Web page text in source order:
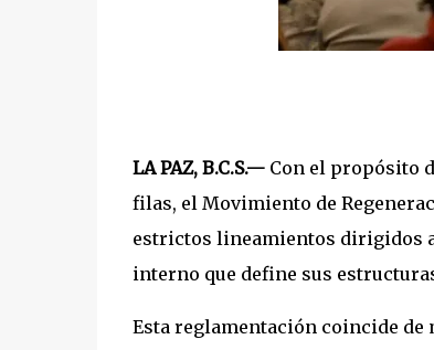
LA PAZ, B.C.S.—Con el propósito
filas, el Movimiento de
estrictos lineamientos dirigidos
interno que define sus
Esta reglamentación coincide de